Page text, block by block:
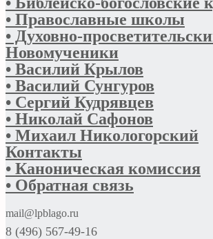
• Православные школы
• Духовно-
Новомученики
• Василий Крылов
• Василий Сунгуров
• Сергий Кудрявцев
• Николай Сафонов
• Михаил Никологорский
Контакты
• Каноническая комиссия
• Обратная связь
mail@lpblago.ru
8 (496) 567-49-16